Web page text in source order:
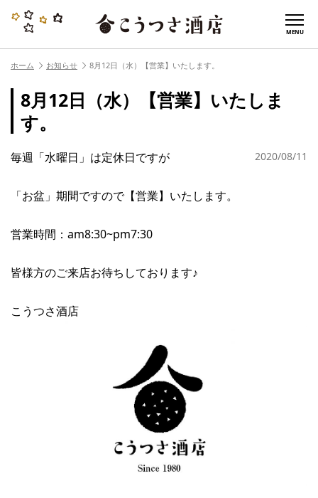
MENU
ホーム お知らせ 8月12日（水）【営業】いたします。
8月12日（水）【営業】いたしま
す。
2020/08/11
毎週「水曜日」は定休日ですが
「お盆」期間ですので【営業】いたします。
営業時間：am8:30~pm7:30
皆様方のご来店お待ちしております♪
こうつさ酒店